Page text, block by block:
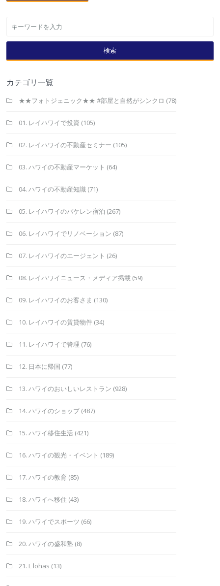
検索
カテゴリ一覧
★★フォトジェニック★★ #部屋と自然がシンクロ (78)
01. レイハワイで投資 (105)
02. レイハワイの不動産セミナー (105)
03. ハワイの不動産マーケット (64)
04. ハワイの不動産知識 (71)
05. レイハワイのバケレン宿泊 (267)
06. レイハワイでリノベーション (87)
07. レイハワイのエージェント (26)
08. レイハワイニュース・メディア掲載 (59)
09. レイハワイのお客さま (130)
10. レイハワイの賃貸物件 (34)
11. レイハワイで管理 (76)
12. 日本に帰国 (77)
13. ハワイのおいしいレストラン (928)
14. ハワイのショップ(487)
15. ハワイ移住生活 (421)
16. ハワイの観光・イベント (189)
17. ハワイの教育 (85)
18. ハワイへ移住 (43)
19. ハワイでスポーツ (66)
20. ハワイの盛和塾 (8)
21. L lohas (13)